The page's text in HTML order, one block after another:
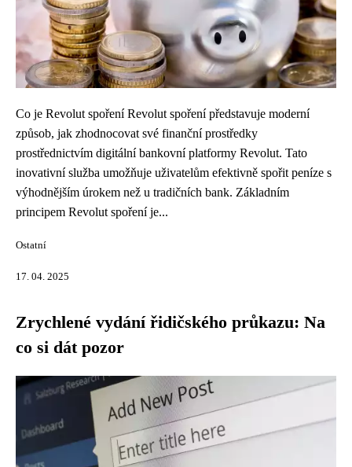
Co je Revolut spoření Revolut spoření představuje moderní
způsob, jak zhodnocovat své finanční prostředky
prostřednictvím digitální bankovní platformy Revolut. Tato
inovativní služba umožňuje uživatelům efektivně spořit peníze s
výhodnějším úrokem než u tradičních bank. Základním
principem Revolut spoření je...
Ostatní
17. 04. 2025
Zrychlené vydání řidičského průkazu: Na
co si dát pozor